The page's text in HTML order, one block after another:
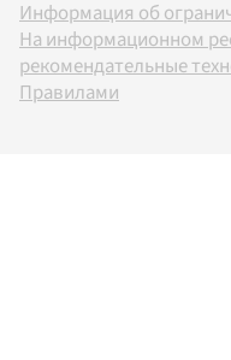
Информация об
На информационном
рекомендательные
Правилами